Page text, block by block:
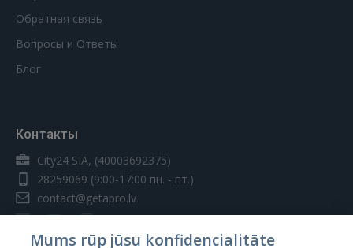
Обратная связь
Вопросы и Ответы
Блог
Контакты
City24 SIA, (40003692375)
28259069 (9:00-17:00 пн. - пт.)
contact@getapro.lv
Mums rūp jūsu konfidencialitāte